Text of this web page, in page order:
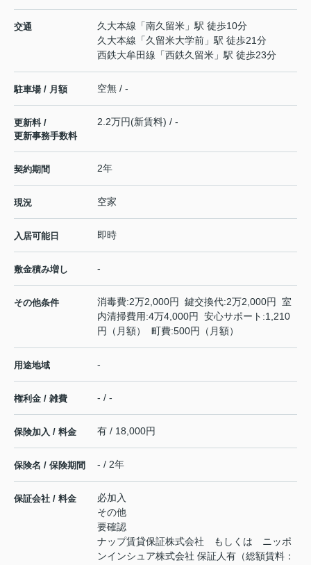
交通 久大本線 「南久留米 」駅 徒歩10分
久大本線 「久留米大学前 」駅 徒歩21分
西鉄大牟田線 「西鉄久留米 」駅 徒歩23分
駐車場 / 月額 空無 / -
更新料 /
更新事務手数料
2.2万円(新賃料) / -
契約期間 2年
現況 空家
入居可能日 即時
敷金積み増し -
その他条件
消毒費:2万2,000円 鍵交換代:2万2,000円 室
内清掃費用:4万4,000円 安心サポート:1,210
円（月額） 町費:500円（月額）
用途地域 -
権利金 / 雑費 - / -
保険加入 / 料金 有 / 18,000円
保険名 / 保険期間 - / 2年
保証会社 / 料金
必加入
その他
要確認
ナップ賃貸保証株式会社 もしくは ニッポ
ンインシュア株式会社 保証人有（総額賃料：